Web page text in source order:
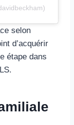
selon
d’acquérir
étape dans